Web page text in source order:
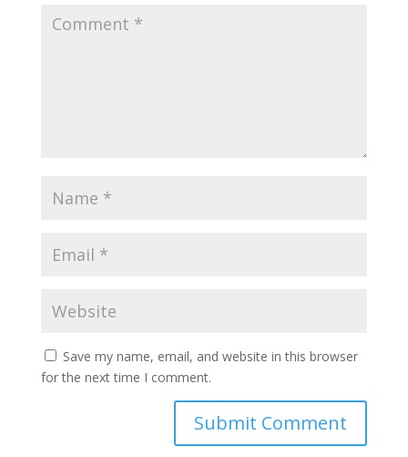
Save my name, email, and website in this browser
for the next time I comment.